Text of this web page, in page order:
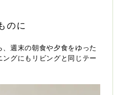
のに
週末の朝食や夕食をゆった
ングにもリビングと同じテー